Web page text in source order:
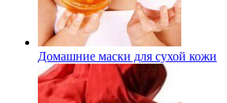
Домашние маски для сухой кожи